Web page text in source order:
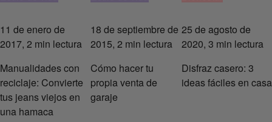
11 de enero de
2017, 2 min lectura
Manualidades con
reciclaje: Convierte
tus jeans viejos en
una hamaca
18 de septiembre de
2015, 2 min lectura
Cómo hacer tu
propia venta de
garaje
25 de agosto de
2020, 3 min lectura
Disfraz casero: 3
ideas fáciles en casa